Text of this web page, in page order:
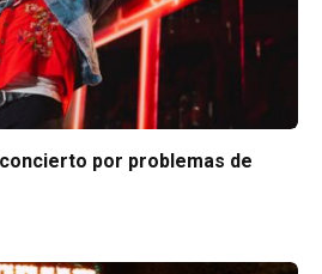
por problemas de